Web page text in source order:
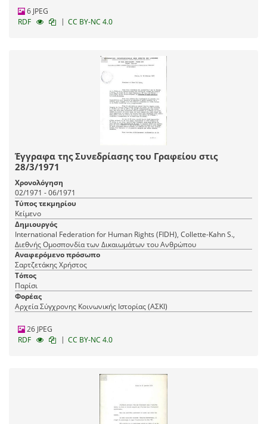
6 JPEG
RDF
| CC BY-NC 4.0
Έγγραφα της Συνεδρίασης του Γραφείου στις
28/3/1971
Χρονολόγηση
02/1971 - 06/1971
Τύπος τεκμηρίου
Κείμενο
Δημιουργός
International Federation for Human Rights (FIDH), Collette-Kahn S.,
Διεθνής Ομοσπονδία των Δικαιωμάτων του Ανθρώπου
Αναφερόμενο πρόσωπο
Σαρτζετάκης Χρήστος
Τόπος
Παρίσι
Φορέας
Αρχεία Σύγχρονης Κοινωνικής Ιστορίας (ΑΣΚΙ)
26 JPEG
RDF
| CC BY-NC 4.0